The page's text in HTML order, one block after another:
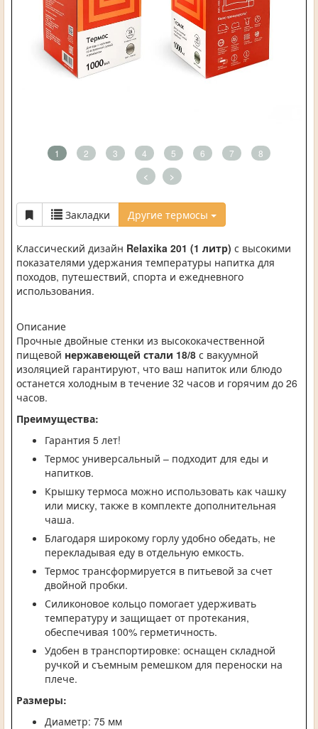
1 2 3 4 5 6 7 8
< >
Закладки Другие термосы
Классический дизайн Relaxika 201 (1 литр) с высокими
показателями удержания температуры напитка для
походов, путешествий, спорта и ежедневного
использования.
Описание
Прочные двойные стенки из высококачественной
пищевой нержавеющей стали 18/8 с вакуумной
изоляцией гарантируют, что ваш напиток или блюдо
останется холодным в течение 32 часов и горячим до 26
часов.
Преимущества:
Гарантия 5 лет!
Термос универсальный – подходит для еды и
напитков.
Крышку термоса можно использовать как чашку
или миску, также в комплекте дополнительная
чаша.
Благодаря широкому горлу удобно обедать, не
перекладывая еду в отдельную емкость.
Термос трансформируется в питьевой за счет
двойной пробки.
Силиконовое кольцо помогает удерживать
температуру и защищает от протекания,
обеспечивая 100% герметичность.
Удобен в транспортировке: оснащен складной
ручкой и съемным ремешком для переноски на
плече.
Размеры:
Диаметр: 75 мм